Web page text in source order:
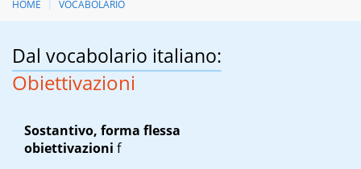
HOME VOCABOLARIO
Dal vocabolario italiano:
Obiettivazioni
Sostantivo, forma flessa
obiettivazioni f